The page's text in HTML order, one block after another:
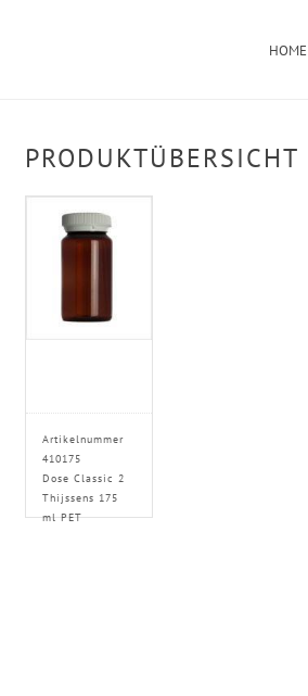
HOME
PRODUKTÜBERSICHT
Artikelnummer
410175
Dose Classic 2
Thijssens 175
ml PET